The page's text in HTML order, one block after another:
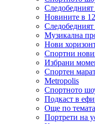
Новините в 12
Музикална
Нови
Спортни
Избрани
Спортен
Metropolis
Спортното
Подкаст в
Още по темата
Портрети на